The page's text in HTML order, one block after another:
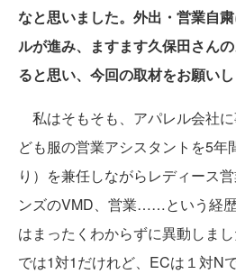
なと思いました。外出・営業自
ルが進み、ますます久保田さん
ると思い、今回の取材をお願いし
私はそもそも、アパレル会社
ども服の営業アシスタントを5年
り）を兼任しながらレディース
ンズのVMD、営業……という経
はまったくわからずに異動しま
では1対1だけれど、ECは１対N